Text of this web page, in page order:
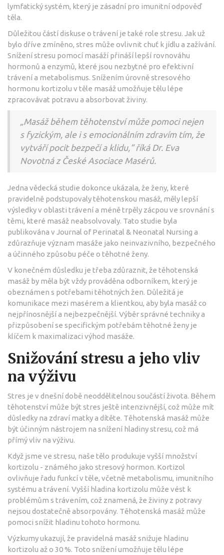
lymfatický systém, který je zásadní pro imunitní odpověď
těla.
Důležitou částí diskuse o trávení je také role stresu. Jak už
bylo dříve zmíněno, stres může ovlivnit chuť k jídlu a zažívání.
Snížení stresu pomocí masáží přináší lepší rovnováhu
hormonů a enzymů, které jsou nezbytné pro efektivní
trávení a metabolismus. Snížením úrovně stresového
hormonu kortizolu v těle masáž umožňuje tělu lépe
zpracovávat potravu a absorbovat živiny.
„Masáž během těhotenství může pomoci nejen
s fyzickým, ale i s emocionálním zdravím tím, že
vytváří pocit bezpečí a klidu,“ říká Dr. Eva
Novotná z České Asociace Masérů.
Jedna vědecká studie dokonce ukázala, že ženy, které
pravidelně podstupovaly těhotenskou masáž, měly lepší
výsledky v oblasti trávení a méně trpěly zácpou ve srovnání s
těmi, které masáž neabsolvovaly. Tato studie byla
publikována v Journal of Perinatal & Neonatal Nursing a
zdůrazňuje význam masáže jako neinvazivního, bezpečného
a účinného způsobu péče o těhotné ženy.
V konečném důsledku je třeba zdůraznit, že těhotenská
masáž by měla být vždy prováděna odborníkem, který je
obeznámen s potřebami těhotných žen. Důležitá je
komunikace mezi masérem a klientkou, aby byla masáž co
nejpřínosnější a nejbezpečnější. Výběr správné techniky a
přizpůsobení se specifickým potřebám těhotné ženy je
klíčem k maximalizaci výhod masáže.
Snižování stresu a jeho vliv
na výživu
Stres je v dnešní době neoddělitelnou součástí života. Během
těhotenství může být stres ještě intenzivnější, což může mít
důsledky na zdraví matky a dítěte. Těhotenská masáž může
být účinným nástrojem na snížení hladiny stresu, což má
přímý vliv na výživu.
Když jsme ve stresu, naše tělo produkuje vyšší množství
kortizolu - známého jako stresový hormon. Kortizol
ovlivňuje řadu funkcí v těle, včetně metabolismu, imunitního
systému a trávení. Vyšší hladina kortizolu může vést k
problémům s trávením, což znamená, že živiny z potravy
nejsou dostatečně absorpovány. Těhotenská masáž může
pomoci snížit hladinu tohoto hormonu.
Výzkumy ukazují, že pravidelná masáž snižuje hladinu
kortizolu až o 30 %. Toto snížení umožňuje tělu lépe